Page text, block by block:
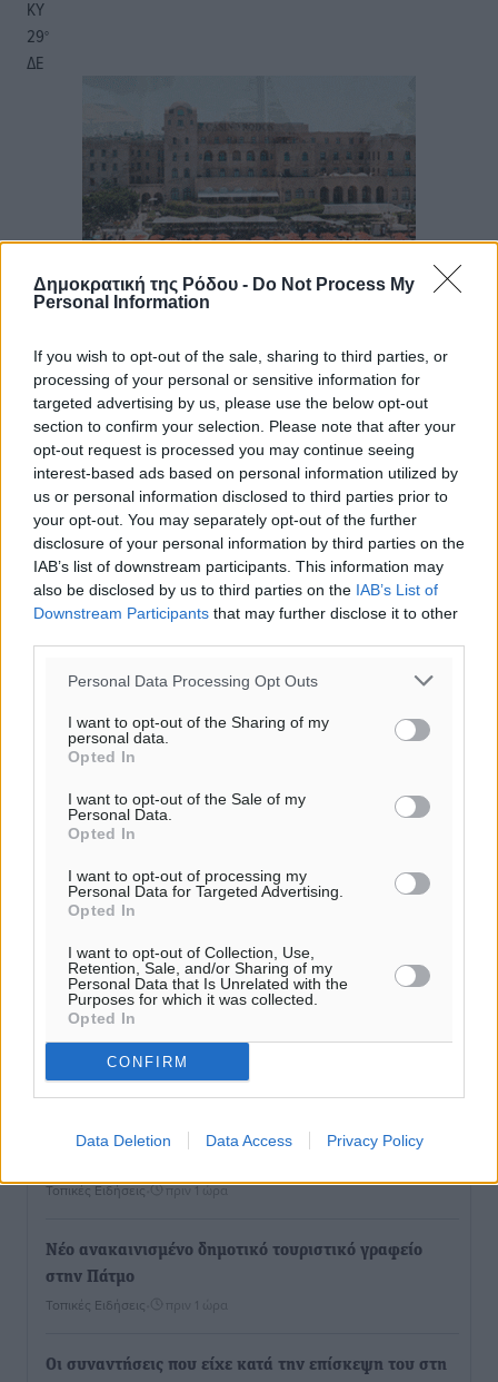
Δημοκρατική της Ρόδου - Do Not Process My
Personal Information
If you wish to opt-out of the sale, sharing to third parties, or
processing of your personal or sensitive information for
targeted advertising by us, please use the below opt-out
section to confirm your selection. Please note that after your
opt-out request is processed you may continue seeing
interest-based ads based on personal information utilized by
us or personal information disclosed to third parties prior to
your opt-out. You may separately opt-out of the further
disclosure of your personal information by third parties on the
IAB’s list of downstream participants. This information may
also be disclosed by us to third parties on the IAB’s List of
Downstream Participants that may further disclose it to other
Personal Data Processing Opt Outs
I want to opt-out of the Sharing of my
personal data.
Opted In
I want to opt-out of the Sale of my
Personal Data.
Opted In
I want to opt-out of processing my
Personal Data for Targeted Advertising.
Opted In
I want to opt-out of Collection, Use,
Retention, Sale, and/or Sharing of my
Personal Data that Is Unrelated with the
Purposes for which it was collected.
Opted In
CONFIRM
Data Deletion Data Access Privacy Policy
ΚΥ
29°
ΔΕ
Παρουσίαση βιβλίου του Α. Χατζημιχαήλ – Τιμητική
εκδήλωση για τους αυτοδιοικητικούς της Κω
Πολιτιστικά• πριν 40 λεπτά
μέσω υποβρύχιων καλωδίων με την ηπειρωτική
Τοπικές Ειδήσεις• πριν 1 ώρα
Νέο ανακαινισμένο δημοτικό τουριστικό γραφείο
στην Πάτμο
Τοπικές Ειδήσεις πριν 1 ώρα
Οι συναντήσεις που είχε κατά την επίσκεψη του στη